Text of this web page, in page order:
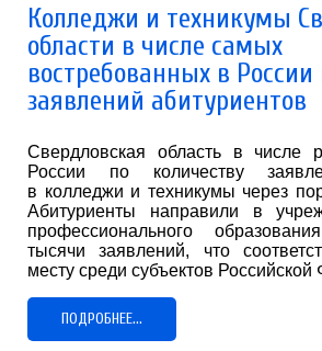
Колледжи и техникумы
области в числе самых
востребованных в России
заявлений абитуриентов
Свердловская область в числе
России по количеству
в колледжи и техникумы через
Абитуриенты направили в
профессионального
тысячи заявлений, что
месту среди субъектов
ПОДРОБНЕЕ...